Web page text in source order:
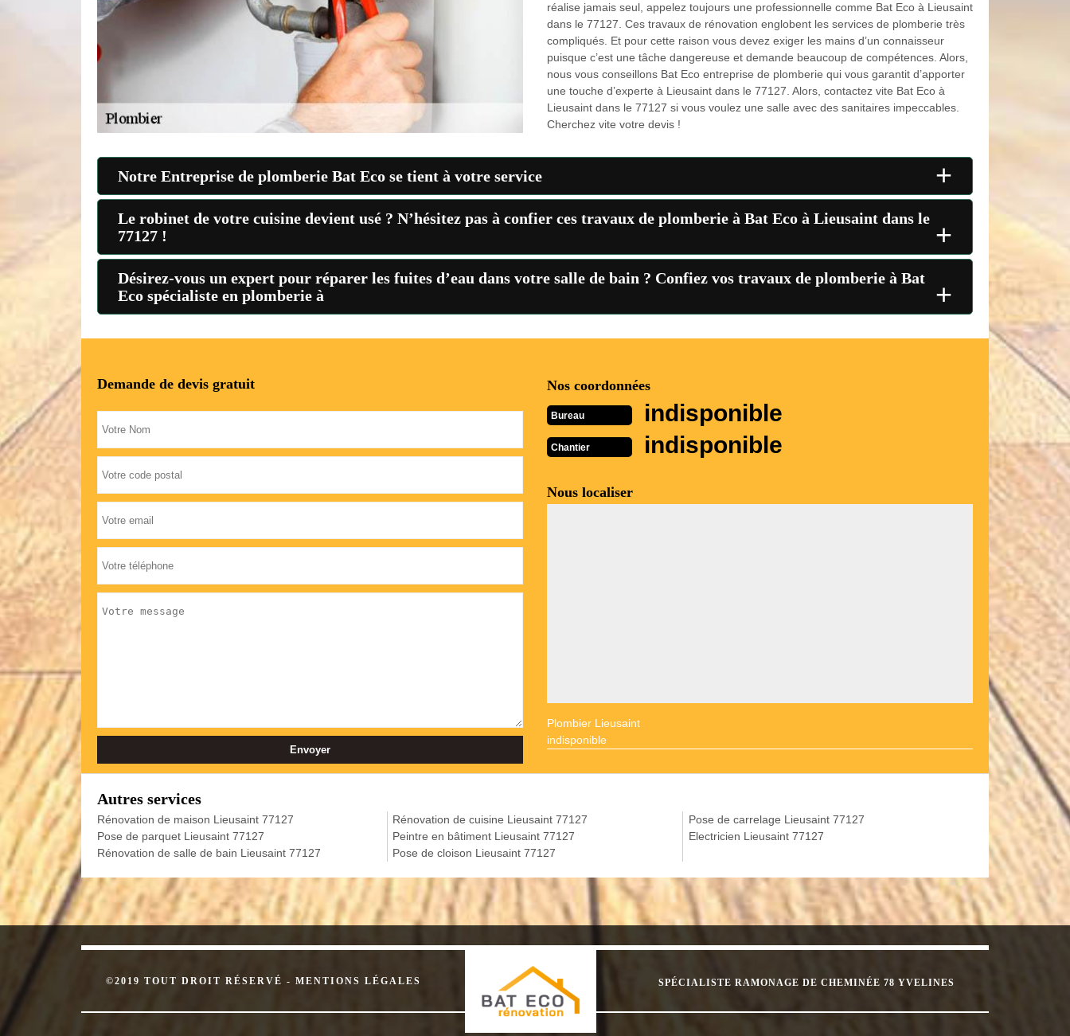
réalise jamais seul, appelez toujours une professionnelle comme Bat Eco à Lieusaint
dans le 77127. Ces travaux de rénovation englobent les services de plomberie très
compliqués. Et pour cette raison vous devez exiger les mains d’un connaisseur
puisque c’est une tâche dangereuse et demande beaucoup de compétences. Alors,
nous vous conseillons Bat Eco entreprise de plomberie qui vous garantit d’apporter
une touche d’experte à Lieusaint dans le 77127. Alors, contactez vite Bat Eco à
Lieusaint dans le 77127 si vous voulez une salle avec des sanitaires impeccables.
Cherchez vite votre devis !
Notre Entreprise de plomberie Bat Eco se tient à votre service +
Le robinet de votre cuisine devient usé ? N’hésitez pas à confier ces travaux de plomberie à Bat Eco à Lieusaint dans le
77127 !
+
Désirez-vous un expert pour réparer les fuites d’eau dans votre salle de bain ? Confiez vos travaux de plomberie à Bat
Eco spécialiste en plomberie à
+
Demande de devis gratuit Nos coordonnées
Bureau indisponible
Chantier indisponible
Nous localiser
Plombier Lieusaint
indisponible
Autres services
Rénovation de maison Lieusaint 77127
Pose de parquet Lieusaint 77127
Rénovation de salle de bain Lieusaint 77127
Rénovation de cuisine Lieusaint 77127
Peintre en bâtiment Lieusaint 77127
Pose de cloison Lieusaint 77127
Pose de carrelage Lieusaint 77127
Electricien Lieusaint 77127
©2019 TOUT DROIT RÉSERVÉ - MENTIONS LÉGALES SPÉCIALISTE RAMONAGE DE CHEMINÉE 78 YVELINES